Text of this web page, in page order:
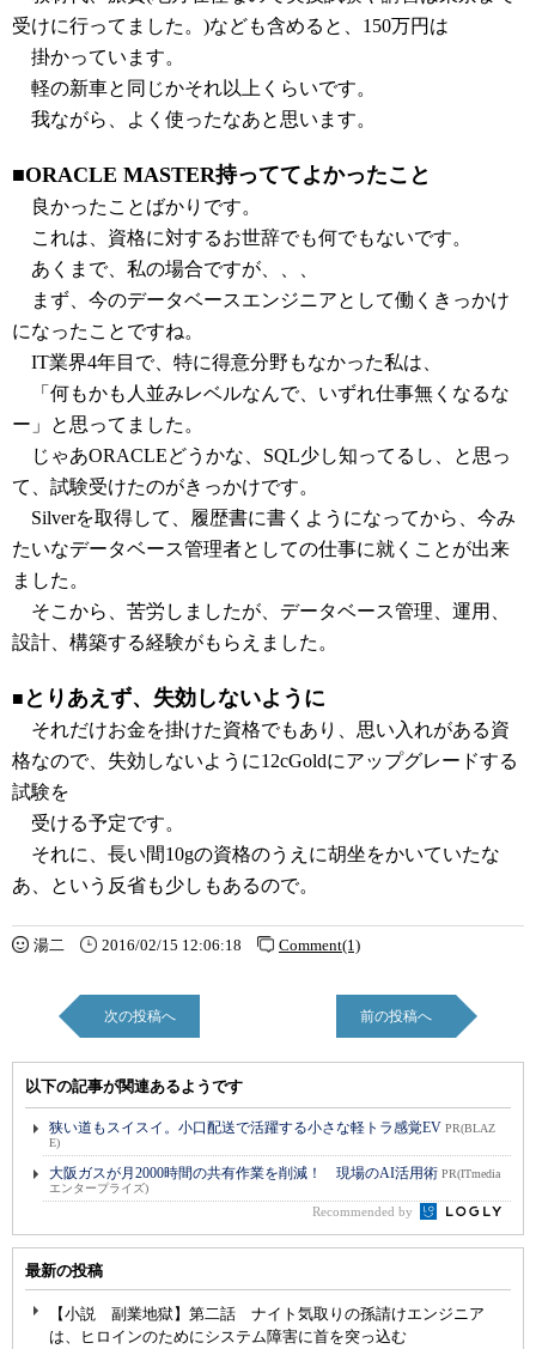
受けに行ってました。)なども含めると、150万円は
掛かっています。
軽の新車と同じかそれ以上くらいです。
我ながら、よく使ったなあと思います。
■ORACLE MASTER持っててよかったこと
良かったことばかりです。
これは、資格に対するお世辞でも何でもないです。
あくまで、私の場合ですが、、、
まず、今のデータベースエンジニアとして働くきっかけ
になったことですね。
IT業界4年目で、特に得意分野もなかった私は、
「何もかも人並みレベルなんで、いずれ仕事無くなるな
ー」と思ってました。
じゃあORACLEどうかな、SQL少し知ってるし、と思っ
て、試験受けたのがきっかけです。
Silverを取得して、履歴書に書くようになってから、今み
たいなデータベース管理者としての仕事に就くことが出来
ました。
そこから、苦労しましたが、データベース管理、運用、
設計、構築する経験がもらえました。
■ とりあえず、失効しないように
それだけお金を掛けた資格でもあり、思い入れがある資
格なので、失効しないように12cGoldにアップグレードする
試験を
受ける予定です。
それに、長い間10gの資格のうえに胡坐をかいていたな
あ、という反省も少しもあるので。
湯二 2016/02/15 12:06:18 Comment(1)
次の投稿へ 前の投稿へ
以下の記事が関連あるようです
狭い道もスイスイ。小口配送で活躍する小さな軽トラ感覚EV PR(BLAZ
E)
大阪ガスが月2000時間の共有作業を削減！ 現場のAI活用術 PR(ITmedia
エンタープライズ)
Recommended by
最新の投稿
【小説 副業地獄】第二話 ナイト気取りの孫請けエンジニア
は、ヒロインのためにシステム障害に首を突っ込む